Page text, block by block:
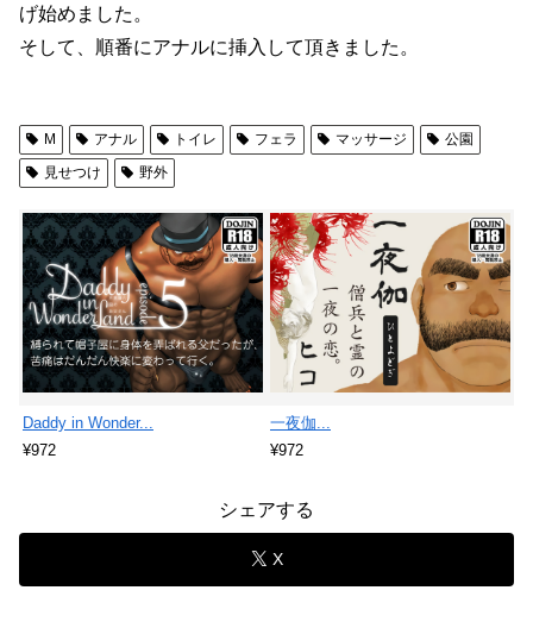
げ始めました。
そして、順番にアナルに挿入して頂きました。
M アナル トイレ フェラ マッサージ
公園
見せつけ
野外
Daddy in Wonder...
¥972
一夜伽...
¥972
シェアする
X